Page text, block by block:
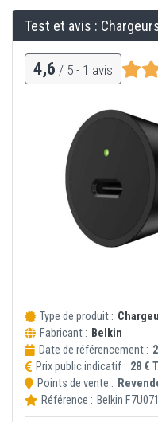
Test et avis :
4,6 / 5 - 1 avis
Type de produit :
Fabricant : Belkin
Date de référencement :
Prix public indicatif : 28 €
Points de vente :
Référence : Belkin